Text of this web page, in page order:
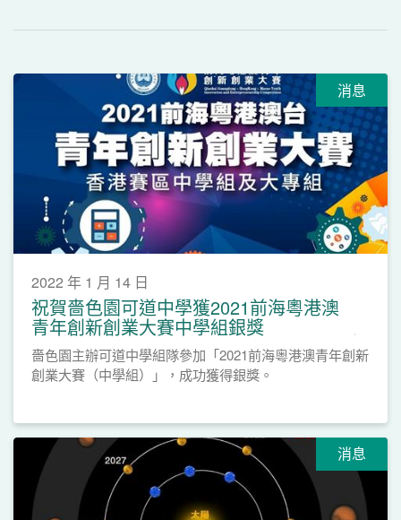
消息
2022 年 1 月 14 日
祝賀嗇色園可道中學獲2021前海粵港澳
青年創新創業大賽中學組銀獎
嗇色園主辦可道中學組隊參加「2021前海粵港澳青年創新
創業大賽（中學組）」，成功獲得銀獎。
消息